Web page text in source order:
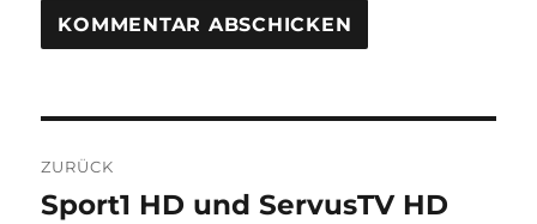
ZURÜCK
Vorheriger
Sport1 HD und ServusTV HD